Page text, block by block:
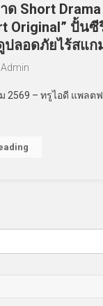
ด Short Drama
Original” ปั้น
ลอดภัยไร้สแก
Admin
2569 – ทรูไอดี แพลต